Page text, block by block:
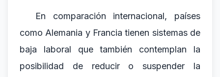
En comparación internacional, países
como Alemania y Francia tienen sistemas de
baja laboral que también contemplan la
posibilidad de reducir o suspender la